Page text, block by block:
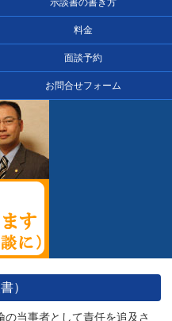
示談書の書き方
料金
面談予約
お問合せフォーム
）
当事者として責任を追及さ